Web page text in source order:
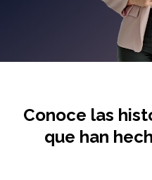
Conoce las
que han